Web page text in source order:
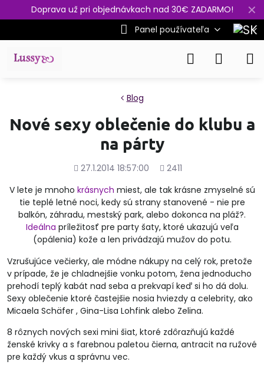
✕
Doprava už pri objednávkach nad 30€ ZADARMO!
Panel používateľa
Blog
Nové sexy oblečenie do klubu a
na párty
Pridané
27.1.2014 18:57:00
Počet
2411
V lete je mnoho krásnych miest, ale tak krásne zmyselné sú
tie teplé letné noci, kedy sú strany stanovené - nie pre
balkón, záhradu, mestský park, alebo dokonca na pláž?.
Ideálna príležitosť pre party šaty, ktoré ukazujú veľa
(opálenia) kože a len privádzajú mužov do potu.
Vzrušujúce večierky, ale módne nákupy na celý rok, pretože
v prípade, že je chladnejšie vonku potom, žena jednoducho
prehodí teplý kabát nad seba a prekvapí keď si ho dá dolu.
Sexy oblečenie ktoré častejšie nosia hviezdy a celebrity, ako
Micaela Schäfer , Gina-Lisa Lohfink alebo Zelina.
8 rôznych nových sexi mini šiat, ktoré zdôrazňujú každé
ženské krivky a s farebnou paletou čierna, antracit na ružové
pre každý vkus a správnu vec.